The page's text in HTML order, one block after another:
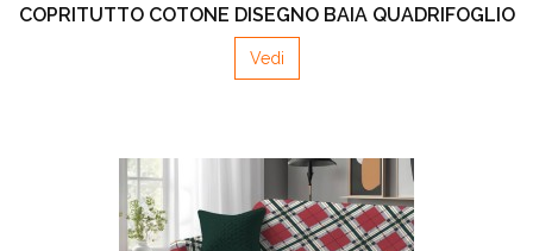
COPRITUTTO COTONE DISEGNO BAIA QUADRIFOGLIO
Vedi